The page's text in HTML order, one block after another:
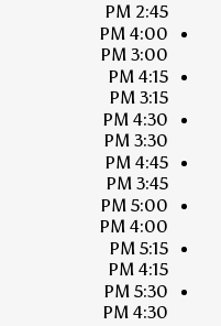
2:45 PM
4:00 PM
3:00 PM
4:15 PM
3:15 PM
4:30 PM
3:30 PM
4:45 PM
3:45 PM
5:00 PM
4:00 PM
5:15 PM
4:15 PM
5:30 PM
4:30 PM